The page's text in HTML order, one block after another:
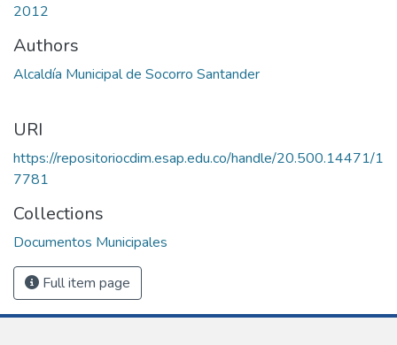
2012
Authors
Alcaldía Municipal de Socorro Santander
URI
https://repositoriocdim.esap.edu.co/handle/20.500.14471/1
7781
Collections
Documentos Municipales
Full item page